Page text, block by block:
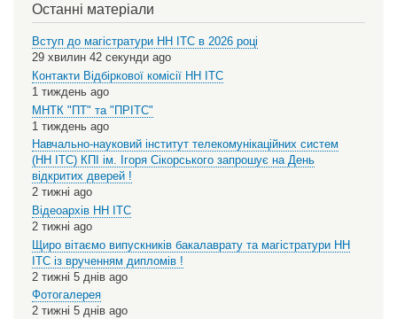
Останні матеріали
Вступ до магістратури НН ІТС в 2026 році
29 хвилин 42 секунди ago
Контакти Відбіркової комісії НН ІТС
1 тиждень ago
МНТК "ПТ" та "ПРІТС"
1 тиждень ago
Навчально-науковий інститут телекомунікаційних систем
(НН ІТС) КПІ ім. Ігоря Сікорського запрошує на День
відкритих дверей !
2 тижні ago
Відеоархів НН ІТС
2 тижні ago
Щиро вітаємо випускників бакалаврату та магістратури НН
ІТС із врученням дипломів !
2 тижні 5 днів ago
Фотогалерея
2 тижні 5 днів ago